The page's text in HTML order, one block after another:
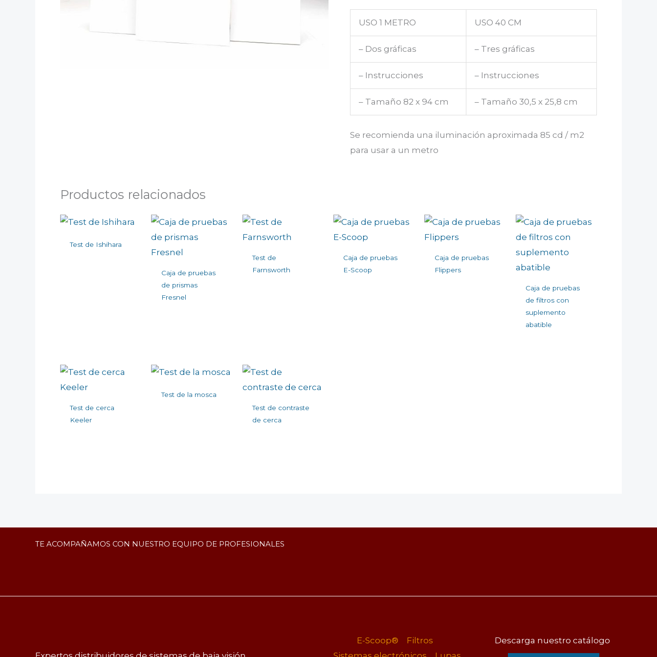
USO 1 METRO USO 40 CM
– Dos gráficas – Tres gráficas
– Instrucciones – Instrucciones
– Tamaño 82 x 94 cm – Tamaño 30,5 x 25,8 cm
Se recomienda una iluminación aproximada 85 cd / m2
para usar a un metro
Productos relacionados
Test de Ishihara
Caja de pruebas
de prismas
Fresnel
Test de
Farnsworth
Caja de pruebas
E-Scoop
Caja de pruebas
Flippers
Caja de pruebas
de filtros con
suplemento
abatible
Test de cerca
Keeler
Test de la mosca
Test de contraste
de cerca
TE ACOMPAÑAMOS CON NUESTRO EQUIPO DE PROFESIONALES
E-Scoop®
Filtros
Descarga nuestro catálogo